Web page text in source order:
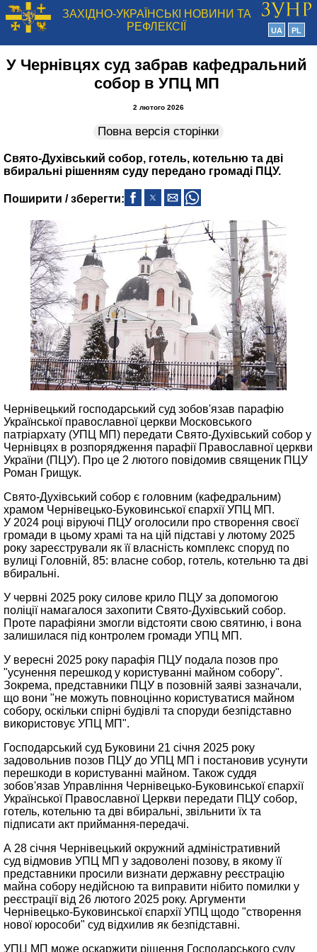
ЗАХІДНО-УКРАЇНСЬКІ НОВИНИ ТА
РЕФЛЕКСІЇ
UA PL
У Чернівцях суд забрав кафедральний
собор в УПЦ МП
2 лютого 2026
Повна версія сторінки
Свято-Духівський собор, готель, котельню та дві
вбиральні рішенням суду передано громаді ПЦУ.
Поширити / зберегти:
Чернівецький господарський суд зобов'язав парафію
Української православної церкви Московського
патріархату (УПЦ МП) передати Свято-Духівський собор у
Чернівцях в розпорядження парафії Православної церкви
України (ПЦУ). Про це 2 лютого повідомив священик ПЦУ
Роман Грищук.
Свято-Духівський собор є головним (кафедральним)
храмом Чернівецько-Буковинської єпархії УПЦ МП.
У 2024 році віруючі ПЦУ оголосили про створення своєї
громади в цьому храмі та на цій підставі у лютому 2025
року зареєстрували як її власність комплекс споруд по
вулиці Головній, 85: власне собор, готель, котельню та дві
вбиральні.
У червні 2025 року силове крило ПЦУ за допомогою
поліції намагалося захопити Свято-Духівський собор.
Проте парафіяни змогли відстояти свою святиню, і вона
залишилася під контролем громади УПЦ МП.
У вересні 2025 року парафія ПЦУ подала позов про
"усунення перешкод у користуванні майном собору".
Зокрема, представники ПЦУ в позовній заяві зазначали,
що вони "не можуть повноцінно користуватися майном
собору, оскільки спірні будівлі та споруди безпідставно
використовує УПЦ МП".
Господарський суд Буковини 21 січня 2025 року
задовольнив позов ПЦУ до УПЦ МП і постановив усунути
перешкоди в користуванні майном. Також суддя
зобов'язав Управління Чернівецько-Буковинської єпархії
Української Православної Церкви передати ПЦУ собор,
готель, котельню та дві вбиральні, звільнити їх та
підписати акт приймання-передачі.
А 28 січня Чернівецький окружний адміністративний
суд відмовив УПЦ МП у задоволені позову, в якому її
представники просили визнати державну реєстрацію
майна собору недійсною та виправити нібито помилки у
реєстрації від 26 лютого 2025 року. Аргументи
Чернівецько-Буковинської єпархії УПЦ щодо "створення
нової юрособи" суд відхилив як безпідставні.
УПЦ МП може оскаржити рішення Господарського суду